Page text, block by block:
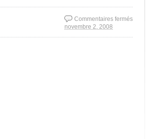
novembre 2, 2008
Commentaires fermés
sur Merci M. Michel
Rocard !